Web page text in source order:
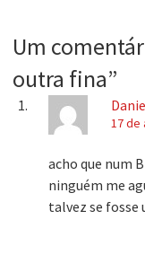
Um
outra fina”
17 de
acho que num
ninguém me
talvez se fosse